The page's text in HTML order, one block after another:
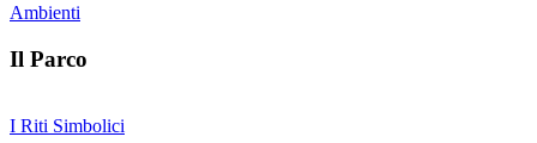
Ambienti
Il Parco
I Riti Simbolici